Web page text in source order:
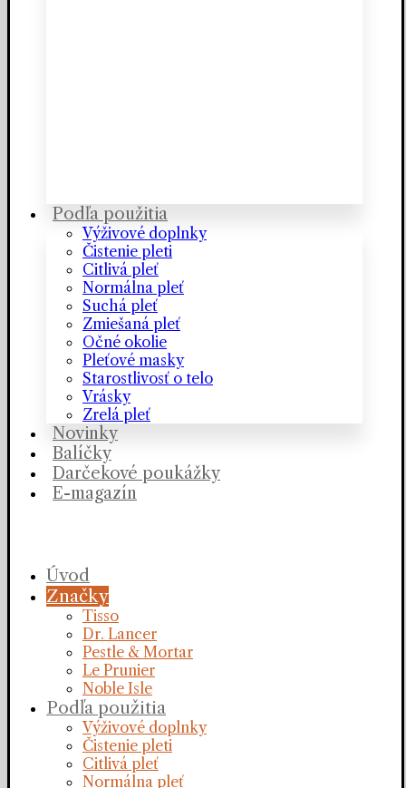
Podľa použitia
Výživové doplnky
Čistenie pleti
Citlivá pleť
Normálna pleť
Suchá pleť
Zmiešaná pleť
Očné okolie
Pleťové masky
Starostlivosť o telo
Vrásky
Zrelá pleť
Novinky
Balíčky
Darčekové poukážky
E-magazín
Úvod
Značky
Tisso
Dr. Lancer
Pestle & Mortar
Le Prunier
Noble Isle
Podľa použitia
Výživové doplnky
Čistenie pleti
Citlivá pleť
Normálna pleť